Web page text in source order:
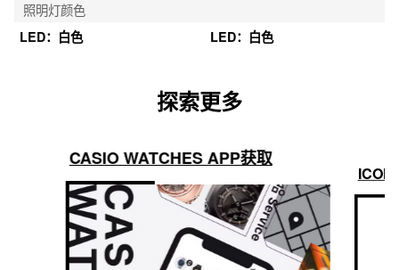
照明灯颜色
LED：白色
LED：白色
探索更多
CASIO WATCHES APP获取